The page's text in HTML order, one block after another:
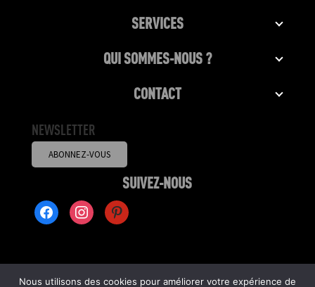
SERVICES
QUI SOMMES-NOUS ?
CONTACT
NEWSLETTER
ABONNEZ-VOUS
SUIVEZ-NOUS
FACEBOOK2INSTAGRAMPINTEREST
Nous utilisons des cookies pour améliorer votre expérience de